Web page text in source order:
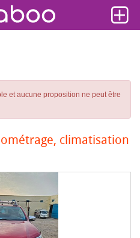
et aucune proposition ne peut être
climatisation